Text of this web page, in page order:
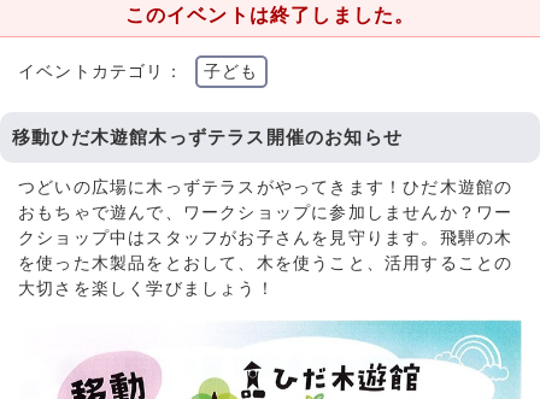
このイベントは終了しました。
イベントカテゴリ： 子ども
移動ひだ木遊館木っずテラス開催のお知らせ
つどいの広場に木っずテラスがやってきます！ひだ木遊館の
おもちゃで遊んで、ワークショップに参加しませんか？ワー
クショップ中はスタッフがお子さんを見守ります。飛騨の木
を使った木製品をとおして、木を使うこと、活用することの
大切さを楽しく学びましょう！